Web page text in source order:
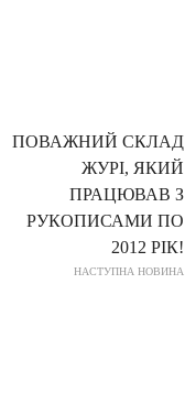
ПОВАЖНИЙ СКЛАД
ЖУРІ, ЯКИЙ
ПРАЦЮВАВ З
РУКОПИСАМИ ПО
2012 РІК!
НАСТУПНА НОВИНА